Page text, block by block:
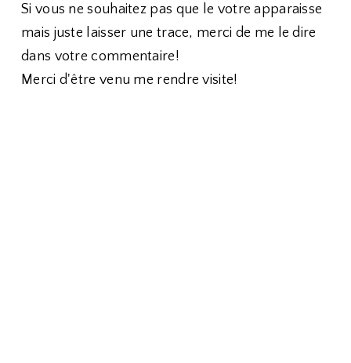
Si vous ne souhaitez pas que le votre apparaisse
mais juste laisser une trace, merci de me le dire
dans votre commentaire!
Merci d'être venu me rendre visite!